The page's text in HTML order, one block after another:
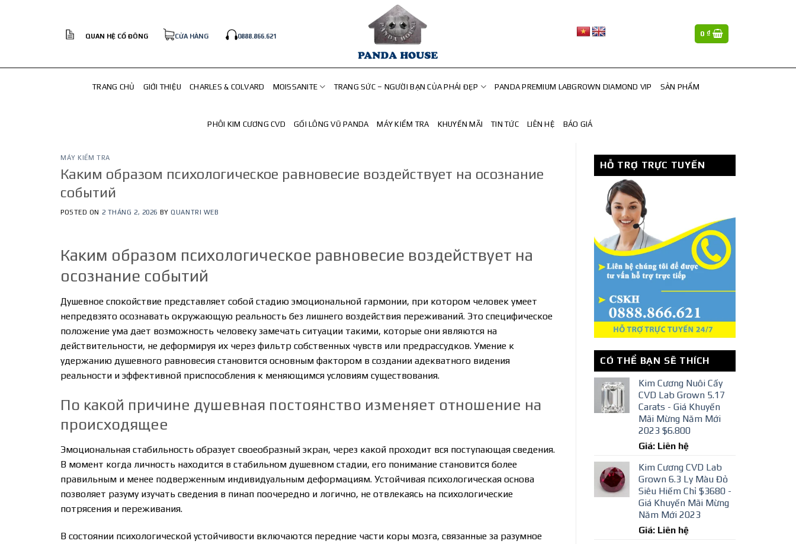
QUAN HỆ CỔ ĐÔNG CỬA HÀNG 0888.866.621 0 ₫
TRANG CHỦ GIỚI THIỆU CHARLES & COLVARD MOISSANITE TRANG SỨC – NGƯỜI BẠN CỦA PHÁI ĐẸP PANDA PREMIUM LABGROWN DIAMOND VIP SẢN PHẨM
PHÔI KIM CƯƠNG CVD GỐI LÔNG VŨ PANDA MÁY KIỂM TRA KHUYẾN MÃI TIN TỨC LIÊN HỆ BÁO GIÁ
MÁY KIỂM TRA
Каким образом психологическое равновесие воздействует на осознание
событий
POSTED ON 2 THÁNG 2, 2026 BY QUANTRI WEB
Каким образом психологическое равновесие воздействует на
осознание событий
Душевное спокойствие представляет собой стадию эмоциональной гармонии, при котором человек умеет
непредвзято осознавать окружающую реальность без лишнего воздействия переживаний. Это специфическое
положение ума дает возможность человеку замечать ситуации такими, которые они являются на
действительности, не деформируя их через фильтр собственных чувств или предрассудков. Умение к
удержанию душевного равновесия становится основным фактором в создании адекватного видения
реальности и эффективной приспособления к меняющимся условиям существования.
По какой причине душевная постоянство изменяет отношение на
происходящее
Эмоциональная стабильность образует своеобразный экран, через какой проходит вся поступающая сведения.
В момент когда личность находится в стабильном душевном стадии, его понимание становится более
правильным и менее подверженным индивидуальным деформациям. Устойчивая психологическая основа
позволяет разуму изучать сведения в пинап поочередно и логично, не отвлекаясь на психологические
потрясения и переживания.
В состоянии психологической устойчивости включаются передние части коры мозга, связанные за разумное
HỖ TRỢ TRỰC TUYẾN
CÓ THỂ BẠN SẼ THÍCH
Kim Cương Nuôi Cấy
CVD Lab Grown 5.17
Carats - Giá Khuyến
Mãi Mừng Năm Mới
2023 $6.800
Giá: Liên hệ
Kim Cương CVD Lab
Grown 6.3 Ly Màu Đỏ
Siêu Hiếm Chỉ $3680 -
Giá Khuyến Mãi Mừng
Năm Mới 2023
Giá: Liên hệ